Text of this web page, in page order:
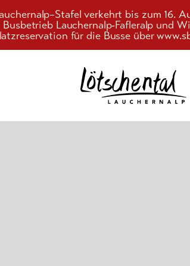
verkehrt bis zum
Busbetrieb Lauchernalp-Fafleralp und
für die Busse über